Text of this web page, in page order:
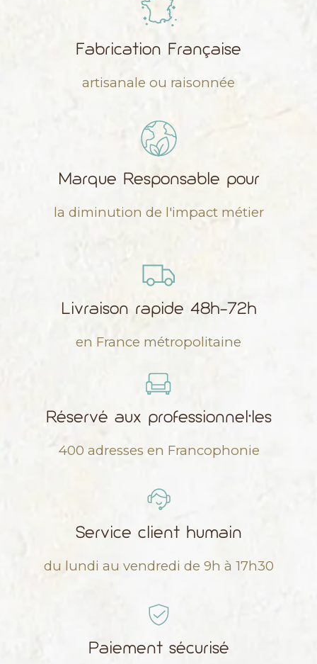
Fabrication Française
artisanale ou raisonnée
Marque Responsable pour
la diminution de l'impact métier
Livraison rapide 48h-72h
en France métropolitaine
Réservé aux professionnel•les
400 adresses en Francophonie
Service client humain
du lundi au vendredi de 9h à 17h30
Paiement sécurisé